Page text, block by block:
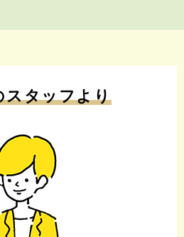
スタッフより